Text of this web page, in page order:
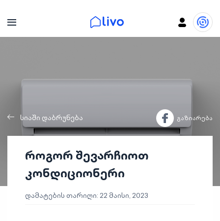
სიაში დაბრუნება გაზიარება
როგორ შევარჩიოთ
კონდიციონერი
დამატების თარიღი: 22 მაისი, 2023